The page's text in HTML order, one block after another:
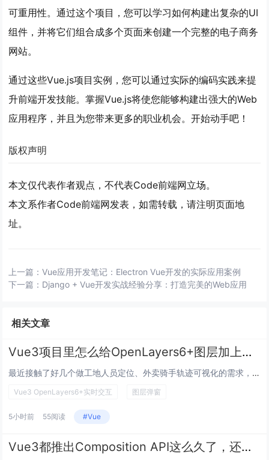
可重用性。通过这个项目，您可以学习如何构建出复杂的UI
组件，并将它们组合成多个页面来创建一个完整的电子商务
网站。
通过这些Vue.js项目实例，您可以通过实际的编码实践来提
升前端开发技能。掌握Vue.js将使您能够构建出强大的Web
应用程序，并且为您带来更多的职业机会。开始动手吧！
版权声明
本文仅代表作者观点，不代表Code前端网立场。
本文系作者Code前端网发表，如需转载，请注明页面地
址。
上一篇：Vue应用开发笔记：Electron Vue开发的实际应用案例
下一篇： Django + Vue开发实战经验分享：打造完美的Web应用
相关文章
Vue3项目里怎么给OpenLayers6+图层加上流畅的实时交互弹窗？
最近接触了好几个做工地人员定位、外卖骑手轨迹可视化的需求，都是用Vue3搭页面，选OpenLayers做地图底的，但一到...
Vue3 OpenLayers6+实时交互 图层弹窗
5小时前 55阅读 #Vue
Vue3都推出Composition API这么久了，还有必要学Options API吗？